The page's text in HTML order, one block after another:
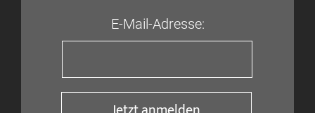
E-Mail-Adresse: